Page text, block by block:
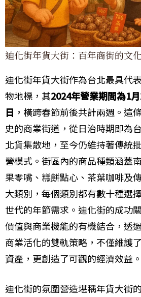
迪化街年貨大街：百年商街的文
迪化街年貨大街作為台北最具代
物地標，其2024年營業期間為1
日 ，橫跨春節前後共計兩週。這
史的商業街道，從日治時期即為
北貨集散地，至今仍維持著傳統
營模式。街區內的商品種類涵蓋
果零嘴、糕餅點心、茶葉咖啡及
大類別，每個類別都有數十種選
世代的年節需求。迪化街的成功
價值與商業機能的有機結合，透
商業活化的雙軌策略，不僅維護
資產，更創造了可觀的經濟效益。
迪化街的氛圍營造堪稱年貨大街